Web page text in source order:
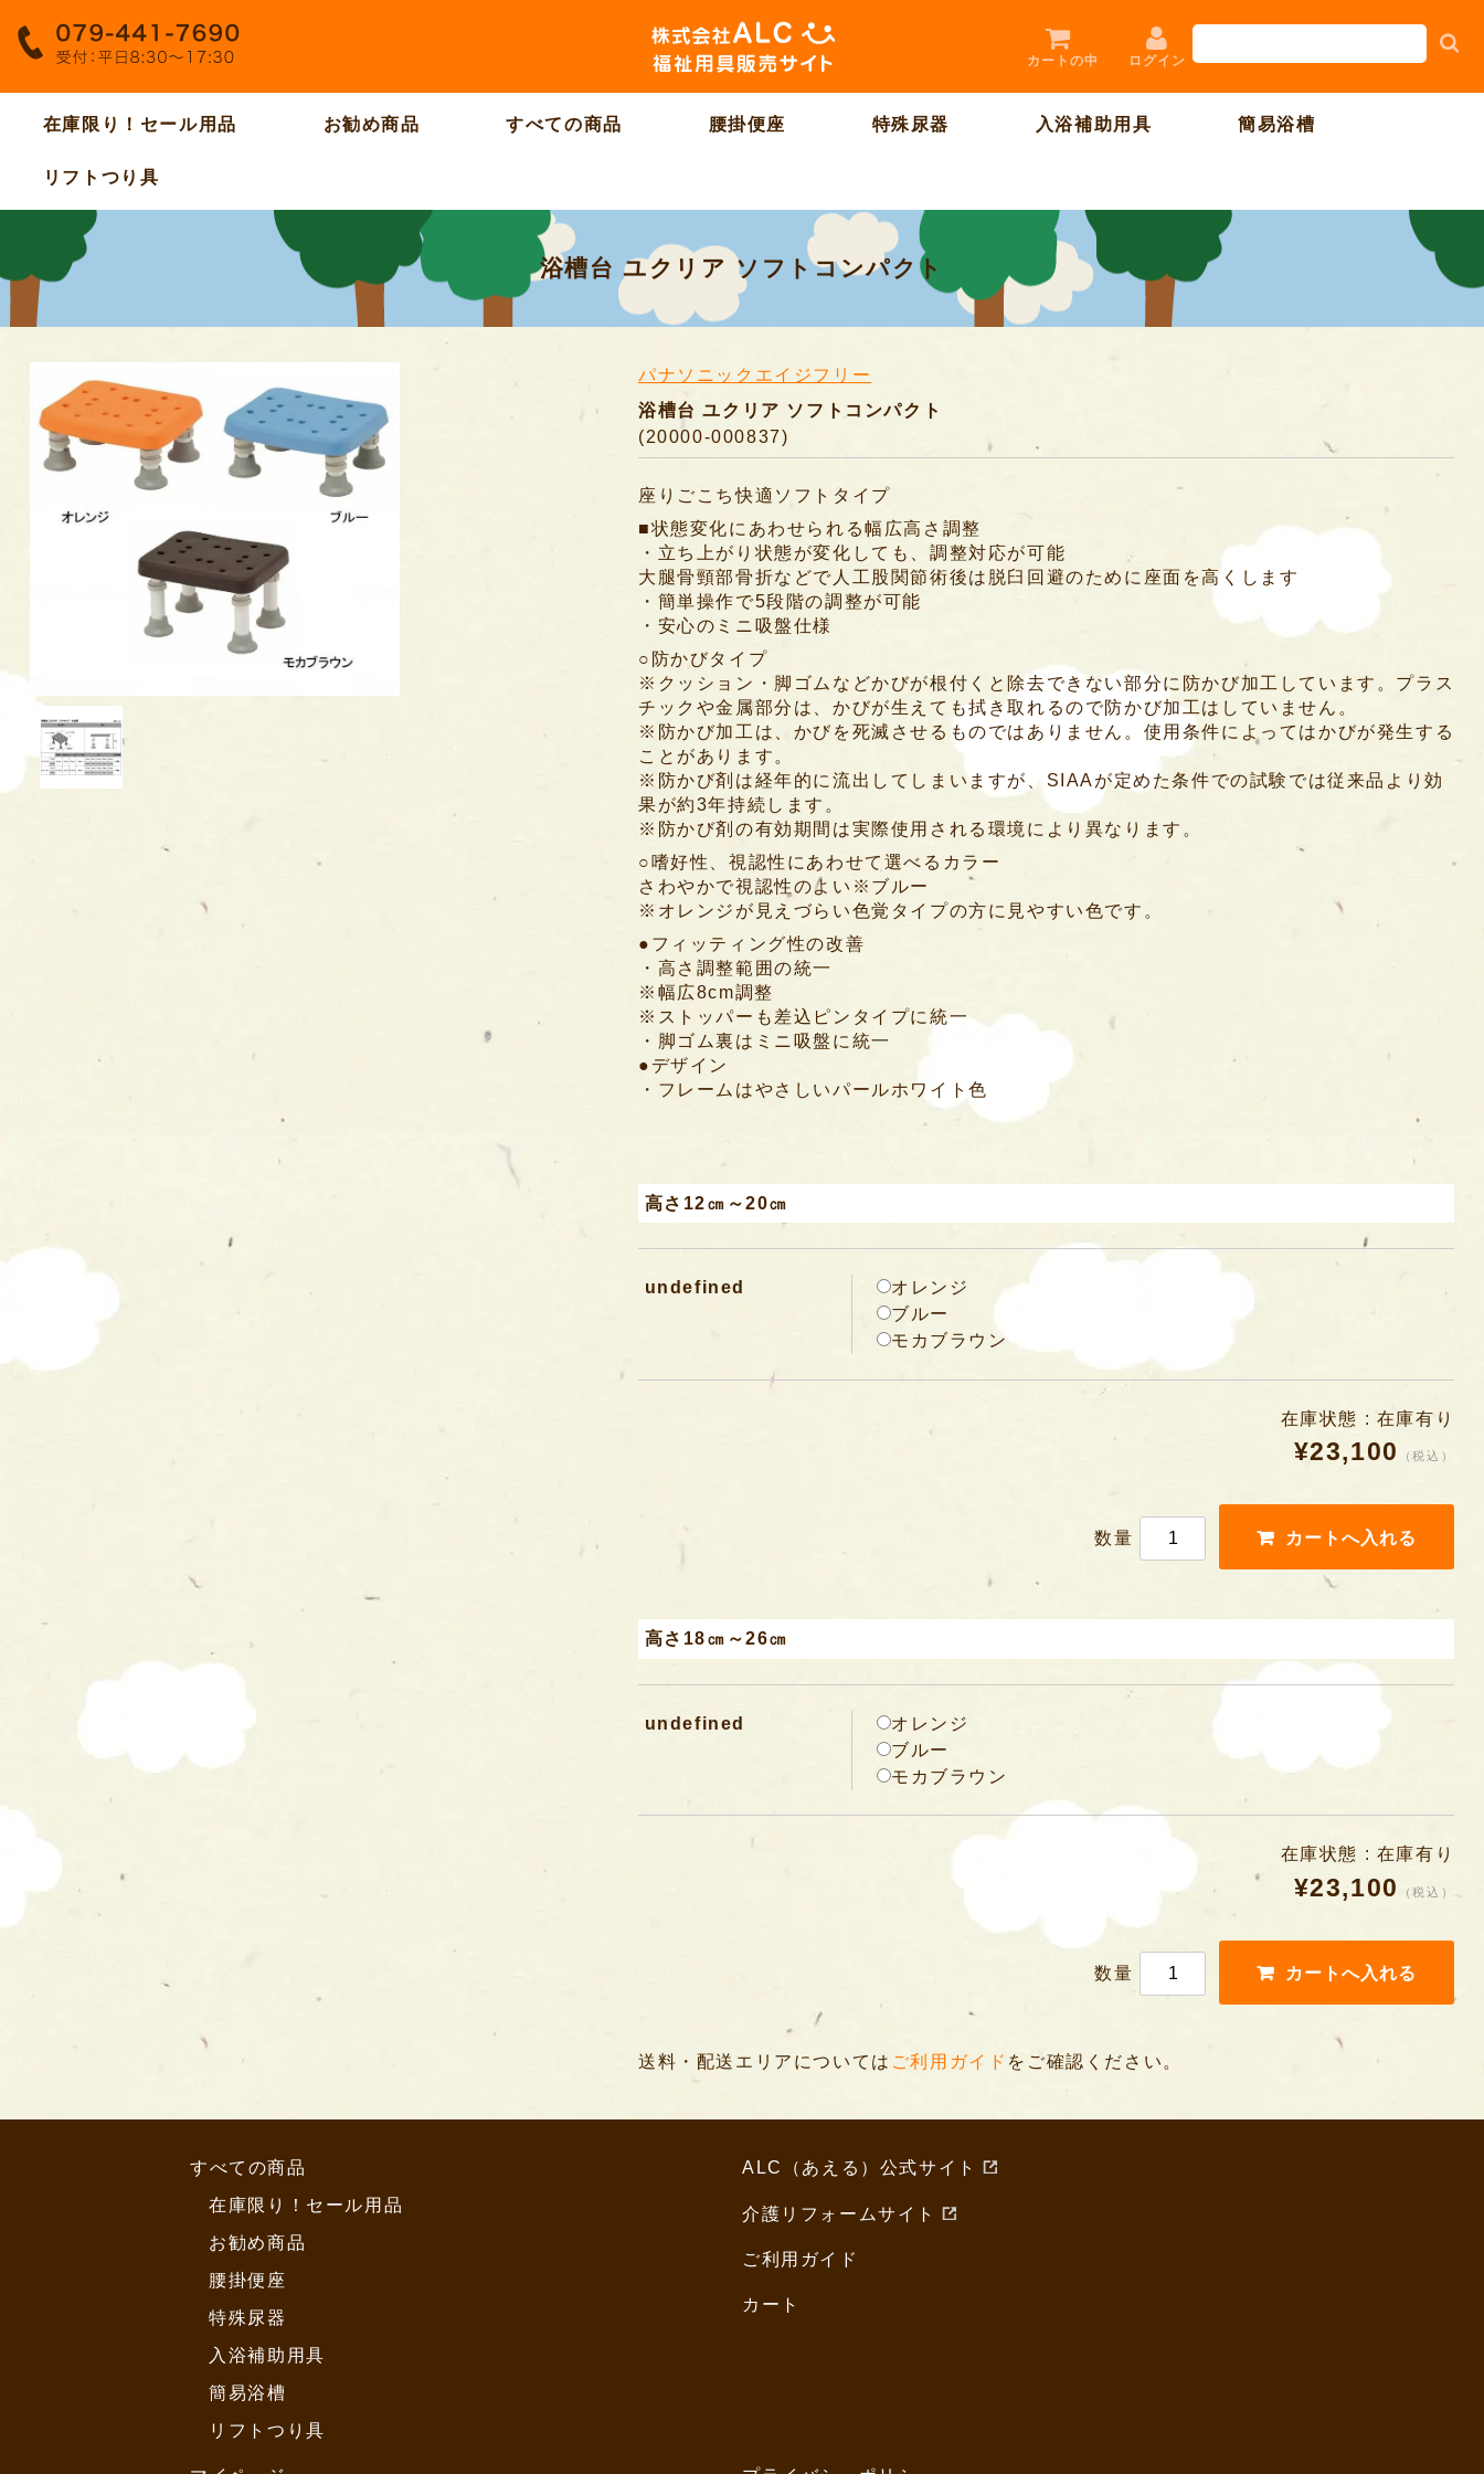
カートの中 ログイン
在庫限り！セール用品 お勧め商品 すべての商品 腰掛便座 特殊尿器 入浴補助用具 簡易浴槽
リフトつり具
浴槽台 ユクリア ソフトコンパクト
パナソニックエイジフリー
浴槽台 ユクリア ソフトコンパクト
(20000-000837)
座りごこち快適ソフトタイプ
■状態変化にあわせられる幅広高さ調整
・立ち上がり状態が変化しても、調整対応が可能
大腿骨頸部骨折などで人工股関節術後は脱臼回避のために座面を高くします
・簡単操作で5段階の調整が可能
・安心のミニ吸盤仕様
○防かびタイプ
※クッション・脚ゴムなどかびが根付くと除去できない部分に防かび加工しています。プラス
チックや金属部分は、かびが生えても拭き取れるので防かび加工はしていません。
※防かび加工は、かびを死滅させるものではありません。使用条件によってはかびが発生する
ことがあります。
※防かび剤は経年的に流出してしまいますが、SIAAが定めた条件での試験では従来品より効
果が約3年持続します。
※防かび剤の有効期間は実際使用される環境により異なります。
○嗜好性、視認性にあわせて選べるカラー
さわやかで視認性のよい※ブルー
※オレンジが見えづらい色覚タイプの方に見やすい色です。
●フィッティング性の改善
・高さ調整範囲の統一
※幅広8cm調整
※ストッパーも差込ピンタイプに統一
・脚ゴム裏はミニ吸盤に統一
●デザイン
・フレームはやさしいパールホワイト色
高さ12㎝～20㎝
undefined
オレンジ
ブルー
モカブラウン
在庫状態 : 在庫有り
¥23,100 （税込）
数量
高さ18㎝～26㎝
undefined
オレンジ
ブルー
モカブラウン
在庫状態 : 在庫有り
¥23,100 （税込）
数量
送料・配送エリアについては ご利用ガイド をご確認ください。
すべての商品
在庫限り！セール用品
お勧め商品
腰掛便座
特殊尿器
入浴補助用具
簡易浴槽
リフトつり具
ALC（あえる）公式サイト
介護リフォームサイト
ご利用ガイド
カート